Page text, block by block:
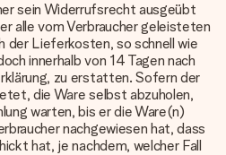
sein Widerrufsrecht ausgeübt
alle vom Verbraucher geleisteten
der Lieferkosten, so schnell wie
innerhalb von 14 Tagen nach
zu erstatten. Sofern der
die Ware selbst abzuholen,
warten, bis er die Ware(n)
nachgewiesen hat, dass
hat, je nachdem, welcher Fall